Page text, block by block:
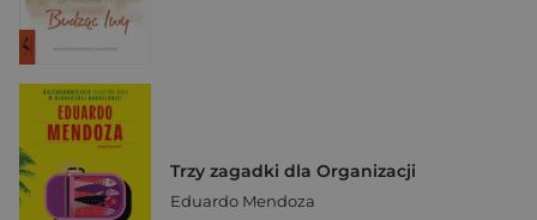
Trzy zagadki dla Organizacji
Eduardo Mendoza